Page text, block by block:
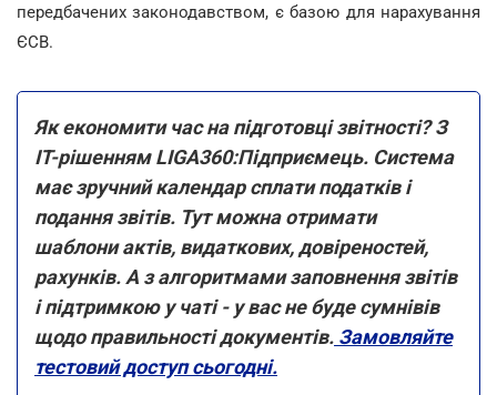
передбачених законодавством, є базою для нарахування
ЄСВ.
Як економити час на підготовці звітності? З
IT-рішенням LIGA360:Підприємець. Система
має зручний календар сплати податків і
подання звітів. Тут можна отримати
шаблони актів, видаткових, довіреностей,
рахунків. А з алгоритмами заповнення звітів
і підтримкою у чаті - у вас не буде сумнівів
щодо правильності документів. Замовляйте
тестовий доступ сьогодні.